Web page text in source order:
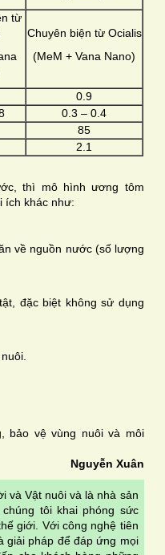
từ
Chuyên biện từ Ocialis
(MeM + Vana Nano)
0.9
0.3 – 0.4
85
2.1
thì mô hình ương tôm
ích khác như:
về nguồn nước (số lượng
đặc biệt không sử dụng
bảo vệ vùng nuôi và môi
Nguyễn Xuân
và Vật nuôi và là nhà sản
tôi khai phóng sức
giới. Với công nghệ tiên
giải pháp để đáp ứng mọi